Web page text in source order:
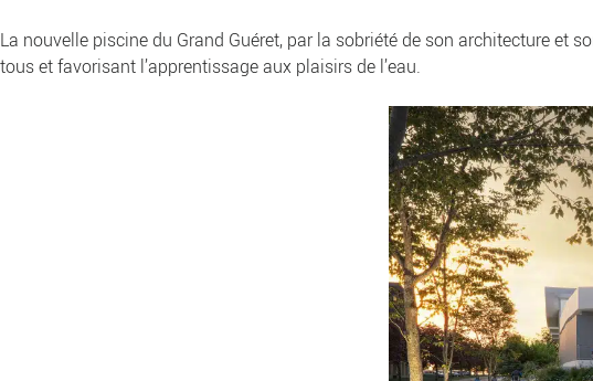
La nouvelle piscine du Grand Guéret, par la sobriété de son architecture et
tous et favorisant l’apprentissage aux plaisirs de l’eau.